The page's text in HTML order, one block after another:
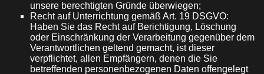
unsere berechtigten Gründe überwiegen;
Recht auf Unterrichtung gemäß Art. 19 DSGVO:
Haben Sie das Recht auf Berichtigung, Löschung
oder Einschränkung der Verarbeitung gegenüber dem
Verantwortlichen geltend gemacht, ist dieser
verpflichtet, allen Empfängern, denen die Sie
betreffenden personenbezogenen Daten offengelegt